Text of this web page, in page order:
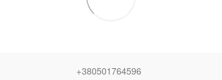
+380501764596